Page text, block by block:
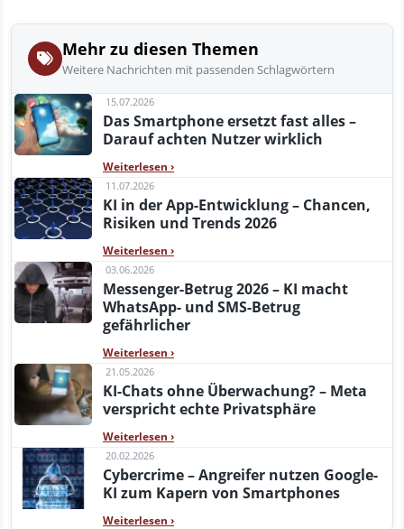
Mehr zu diesen Themen
Weitere Nachrichten mit passenden Schlagwörtern
15.07.2026
Das Smartphone ersetzt fast alles –
Darauf achten Nutzer wirklich
Weiterlesen ›
11.07.2026
KI in der App-Entwicklung – Chancen,
Risiken und Trends 2026
Weiterlesen ›
03.06.2026
Messenger-Betrug 2026 – KI macht
WhatsApp- und SMS-Betrug
gefährlicher
Weiterlesen ›
21.05.2026
KI-Chats ohne Überwachung? – Meta
verspricht echte Privatsphäre
Weiterlesen ›
20.02.2026
Cybercrime – Angreifer nutzen Google-
KI zum Kapern von Smartphones
Weiterlesen ›